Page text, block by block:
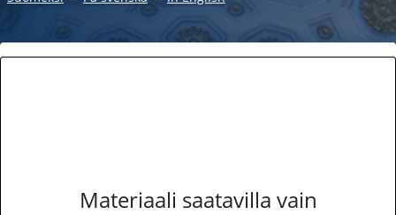
Materiaali saatavilla vain